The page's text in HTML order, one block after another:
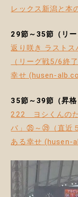
レックス新潟と本
29節～35節（リ
返り咲き ラスト
（リーグ戦5/6終
幸せ (husen-
35節～39節（昇
222 ヨシくんの
バ」㉟～㊴（直近
ある幸せ (husen-